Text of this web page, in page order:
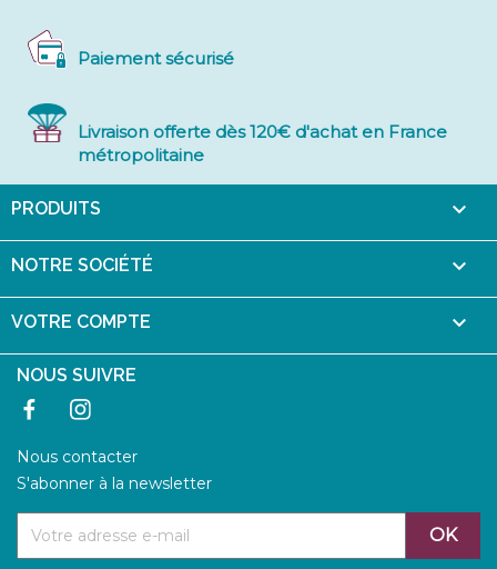
Paiement sécurisé
Livraison offerte dès 120€ d'achat en France
métropolitaine
PRODUITS 
NOTRE SOCIÉTÉ 
VOTRE COMPTE 
NOUS SUIVRE
Facebook
Nous contacter
S'abonner à la newsletter